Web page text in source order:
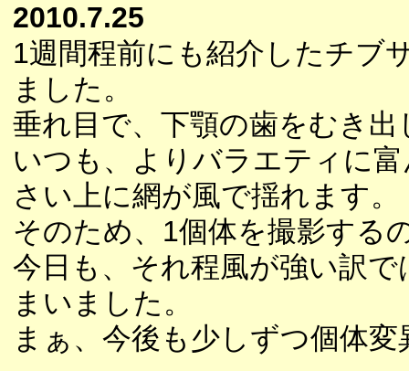
2010.7.25
1週間程前にも紹介したチブ
ました。
垂れ目で、下顎の歯をむき
いつも、よりバラエティに
さい上に網が風で揺れます。
そのため、1個体を撮影する
今日も、それ程風が強い訳
まいました。
まぁ、今後も少しずつ個体